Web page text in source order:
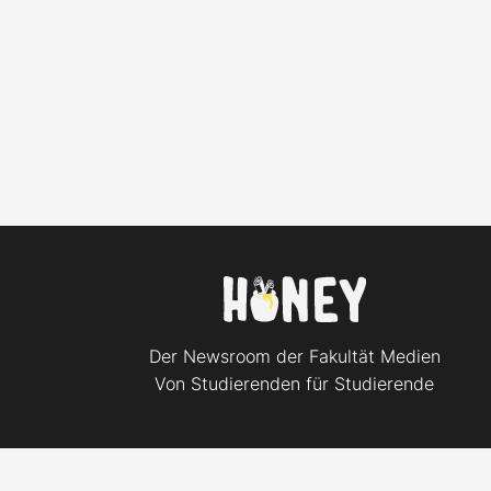
Der Newsroom der Fakultät Medien
Von Studierenden für Studierende